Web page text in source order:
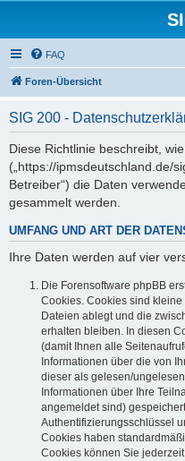
FAQ
Foren-Übersicht
SIG 200 -
Diese Richtlinie beschreibt, wie
(„https://ipmsdeutschland.de/
Betreiber“) die Daten
gesammelt werden.
UMFANG UND ART DER
Ihre Daten werden auf vier
Die Forensoftware phpBB
Cookies. Cookies sind
Dateien ablegt und die
erhalten bleiben. In diesen
(damit Ihnen alle
Informationen über die von
dieser als gelesen/
Informationen über Ihre
angemeldet sind)
Authentifizierungsschlüssel
Cookies haben
Cookies können Sie